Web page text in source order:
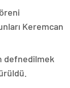
Keremcan
defnedilmek